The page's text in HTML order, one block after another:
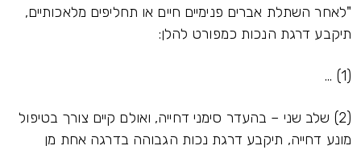
"לאחר השתלת אברים פנימיים חיים או תחליפים מלאכותיים,
תיקבע דרגת הנכות כמפורט להלן:
(1) ...
(2) שלב שני – בהעדר סימני דחייה, ואולם קיים צורך בטיפול
מונע דחייה, תיקבע דרגת נכות הגבוהה בדרגה אחת מן